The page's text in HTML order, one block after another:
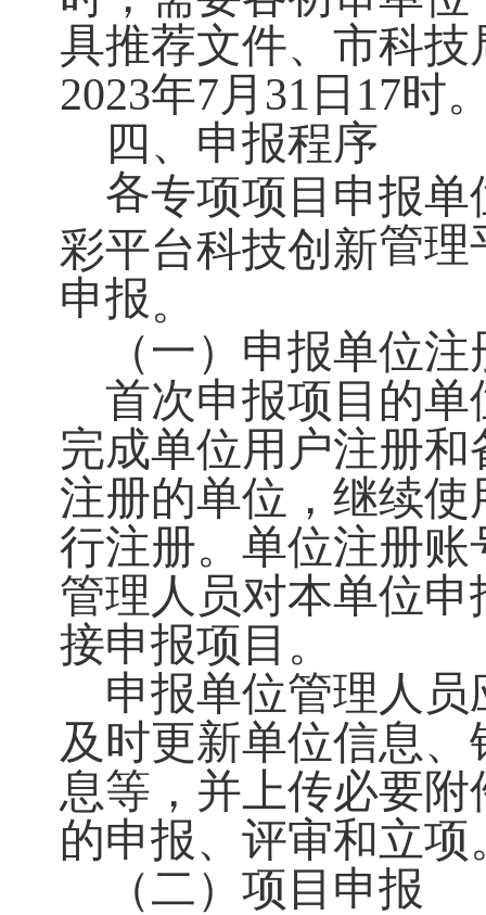
具推荐文件、市科
2023年7月31日17时
四、申报程序
各专项项目申报
彩平台科技创新管理
申报。
（一）申报单位注
首次申报项目的
完成单位用户注册
注册的单位，继续
行注册。单位注册
管理人员对本单位
接申报项目。
申报单位管理人
及时更新单位信息
息等，并上传必要
的申报、评审和立项
（二）项目申报